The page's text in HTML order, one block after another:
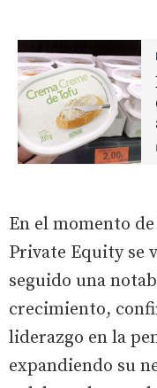
En el momento
Private Equity se
seguido una
crecimiento,
liderazgo en la
expandiendo su